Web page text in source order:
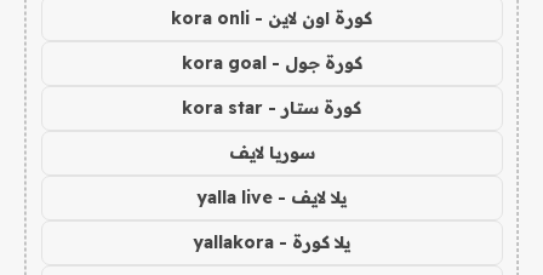
كورة اون لاين - kora onli
كورة جول - kora goal
كورة ستار - kora star
سوريا لايف
يلا لايف - yalla live
يلا كورة - yallakora